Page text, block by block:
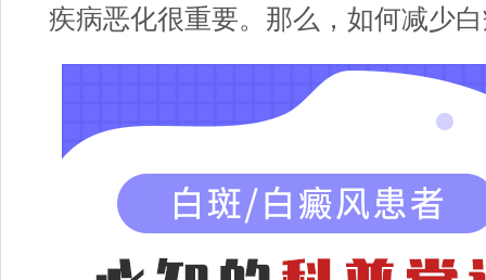
疾病恶化很重要。那么，如何减少